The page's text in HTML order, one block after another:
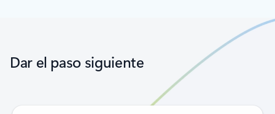
Dar el paso siguiente